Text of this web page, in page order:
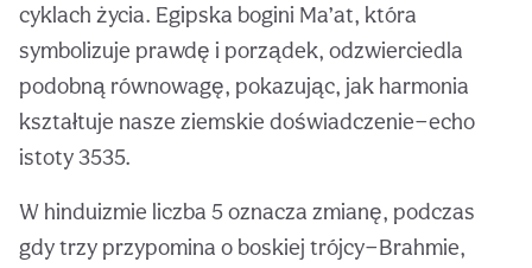
cyklach życia. Egipska bogini Ma’at, która
symbolizuje prawdę i porządek, odzwierciedla
podobną równowagę, pokazując, jak harmonia
kształtuje nasze ziemskie doświadczenie—echo
istoty 3535.
W hinduizmie liczba 5 oznacza zmianę, podczas
gdy trzy przypomina o boskiej trójcy—Brahmie,